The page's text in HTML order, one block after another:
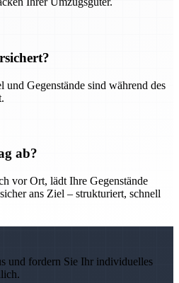
Gegenstände sind während des
ab?
vor Ort, lädt Ihre Gegenstände
ans Ziel – strukturiert, schnell
und fordern Sie Ihr individuelles